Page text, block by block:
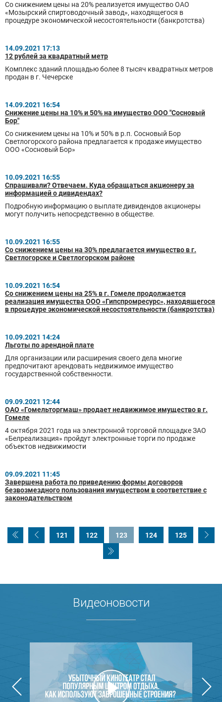
Со снижением цены на 20% реализуется имущество ОАО
«Мозырский спиртоводочный завод», находящегося в
процедуре экономической несостоятельности (банкротства)
14.09.2021 17:13
12 рублей за квадратный метр
Комплекс зданий площадью более 8 тысяч квадратных метров
продан в г. Чечерске
14.09.2021 16:54
Снижение цены на 10% и 50% на имущество ООО "Сосновый
Бор"
Со снижением цены на 10% и 50% в р.п. Сосновый Бор
Светлогорского района предлагается к продаже имущество
ООО «Сосновый Бор»
10.09.2021 16:55
Спрашивали? Отвечаем. Куда обращаться акционеру за
информацией о дивидендах?
Подробную информацию о выплате дивидендов акционеры
могут получить непосредственно в обществе.
10.09.2021 16:55
Со снижением цены на 30% предлагается имущество в г.
Светлогорске и Светлогорском районе
10.09.2021 16:54
Со снижением цены на 25% в г. Гомеле продолжается
реализация имущества ООО «Гипспромресурс», находящегося
в процедуре экономической несостоятельности (банкротства)
10.09.2021 14:24
Льготы по арендной плате
Для организации или расширения своего дела многие
предпочитают арендовать недвижимое имущество
государственной собственности.
09.09.2021 12:44
ОАО «Гомельторгмаш» продает недвижимое имущество в г.
Гомеле
4 октября 2021 года на электронной торговой площадке ЗАО
«Белреализация» пройдут электронные торги по продаже
объектов недвижимости
09.09.2021 11:45
Завершена работа по приведению формы договоров
безвозмездного пользования имуществом в соответствие с
законодательством
121 122 123 124 125
Видеоновости